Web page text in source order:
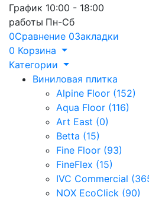
График
работы
10:00 - 18:00
Пн-Сб
0Сравнение 0Закладки
0 Корзина
Категории
Виниловая плитка
Alpine Floor (152)
Aqua Floor (116)
Art East (0)
Betta (15)
Fine Floor (93)
FineFlex (15)
IVC Commercial
NOX EcoClick (90)